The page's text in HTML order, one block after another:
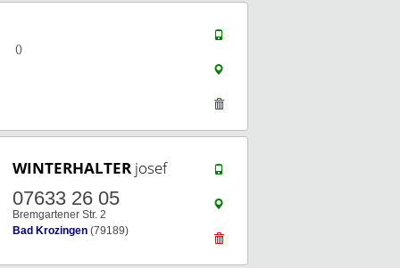
()
WINTERHALTER josef
07633 26 05
Bremgartener Str. 2
Bad Krozingen (79189)